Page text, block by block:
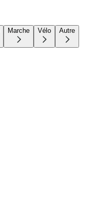
Marche Vélo Autre